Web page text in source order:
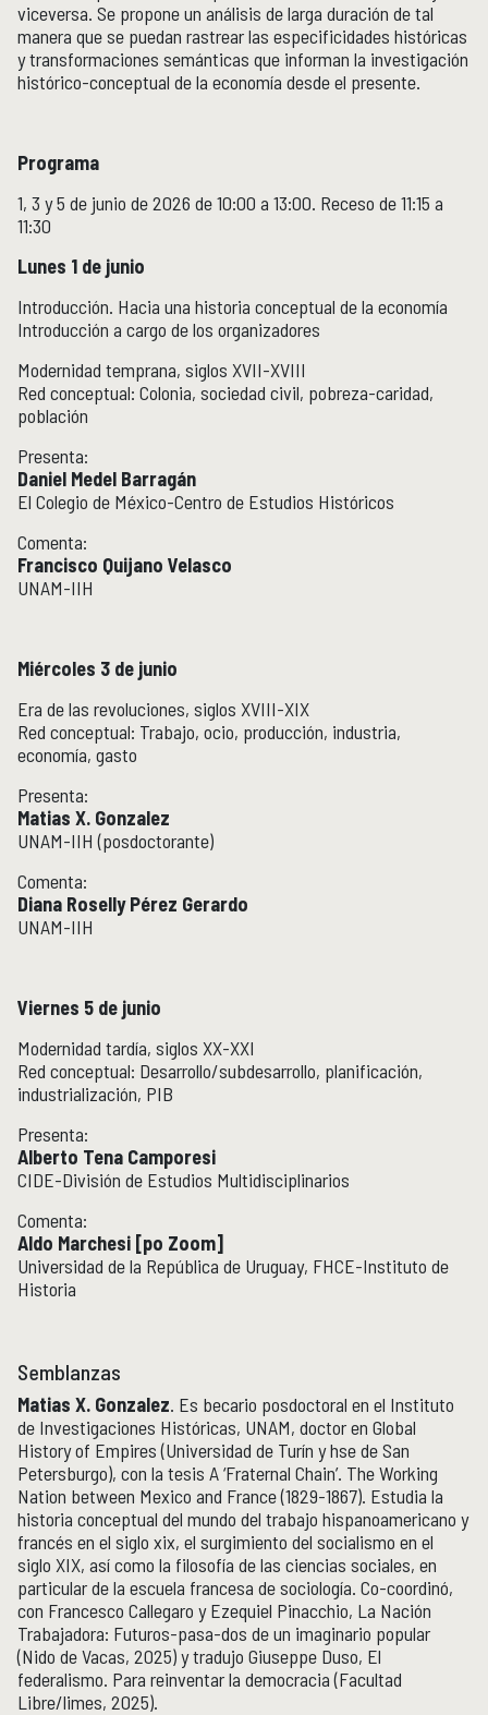
viceversa. Se propone un análisis de larga duración de tal
manera que se puedan rastrear las especificidades históricas
y transformaciones semánticas que informan la investigación
histórico-conceptual de la economía desde el presente.
Programa
1, 3 y 5 de junio de 2026 de 10:00 a 13:00. Receso de 11:15 a
11:30
Lunes 1 de junio
Introducción. Hacia una historia conceptual de la economía
Introducción a cargo de los organizadores
Modernidad temprana, siglos XVII-XVIII
Red conceptual: Colonia, sociedad civil, pobreza-caridad,
población
Presenta:
Daniel Medel Barragán
El Colegio de México-Centro de Estudios Históricos
Comenta:
Francisco Quijano Velasco
UNAM-IIH
Miércoles 3 de junio
Era de las revoluciones, siglos XVIII-XIX
Red conceptual: Trabajo, ocio, producción, industria,
economía, gasto
Presenta:
Matias X. Gonzalez
UNAM-IIH (posdoctorante)
Comenta:
Diana Roselly Pérez Gerardo
UNAM-IIH
Viernes 5 de junio
Modernidad tardía, siglos XX-XXI
Red conceptual: Desarrollo/subdesarrollo, planificación,
industrialización, PIB
Presenta:
Alberto Tena Camporesi
CIDE-División de Estudios Multidisciplinarios
Comenta:
Aldo Marchesi [po Zoom]
Universidad de la República de Uruguay, FHCE-Instituto de
Historia
Semblanzas
Matias X. Gonzalez. Es becario posdoctoral en el Instituto
de Investigaciones Históricas, UNAM, doctor en Global
History of Empires (Universidad de Turín y hse de San
Petersburgo), con la tesis A ‘Fraternal Chain’. The Working
Nation between Mexico and France (1829-1867). Estudia la
historia conceptual del mundo del trabajo hispanoamericano y
francés en el siglo xix, el surgimiento del socialismo en el
siglo XIX, así como la filosofía de las ciencias sociales, en
particular de la escuela francesa de sociología. Co-coordinó,
con Francesco Callegaro y Ezequiel Pinacchio, La Nación
Trabajadora: Futuros-pasa-dos de un imaginario popular
(Nido de Vacas, 2025) y tradujo Giuseppe Duso, El
federalismo. Para reinventar la democracia (Facultad
Libre/limes, 2025).